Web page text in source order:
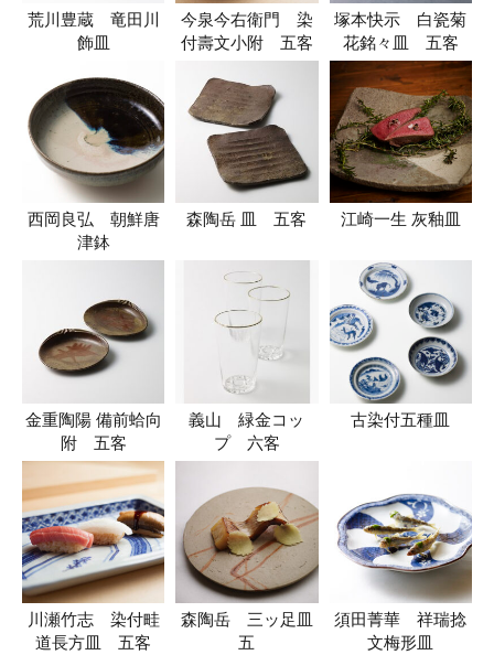
荒川豊蔵 竜田川
飾皿
今泉今右衛門 染
付壽文小附 五客
塚本快示 白瓷菊
花銘々皿 五客
西岡良弘 朝鮮唐
津鉢
森陶岳 皿 五客 江崎一生 灰釉皿
金重陶陽 備前蛤向
附 五客
義山 緑金コッ
プ 六客
古染付五種皿
川瀬竹志 染付畦
道長方皿 五客
森陶岳 三ッ足皿
五
須田菁華 祥瑞捻
文梅形皿